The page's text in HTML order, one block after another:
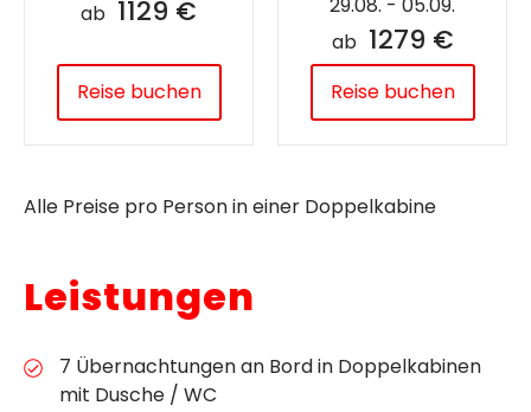
ab 1129 €
Reise buchen
ab 1279 €
Reise buchen
Alle Preise pro Person in einer Doppelkabine
Leistungen
7 Übernachtungen an Bord in Doppelkabinen
mit Dusche / WC